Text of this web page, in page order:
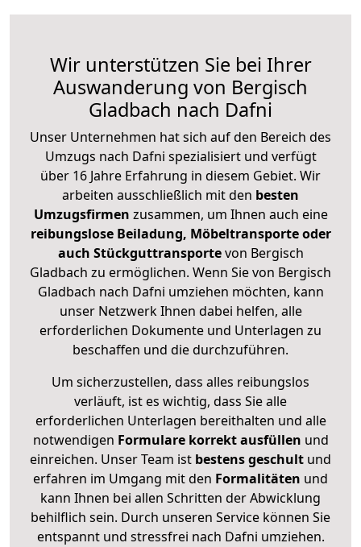
Wir unterstützen Sie bei Ihrer
Auswanderung von Bergisch
Gladbach nach Dafni
Unser Unternehmen hat sich auf den Bereich des
Umzugs nach Dafni spezialisiert und verfügt
über 16 Jahre Erfahrung in diesem Gebiet. Wir
arbeiten ausschließlich mit den besten
Umzugsfirmen zusammen, um Ihnen auch eine
reibungslose Beiladung, Möbeltransporte oder
auch Stückguttransportevon Bergisch
Gladbach zu ermöglichen. Wenn Sie von Bergisch
Gladbach nach Dafni umziehen möchten, kann
unser Netzwerk Ihnen dabei helfen, alle
erforderlichen Dokumente und Unterlagen zu
beschaffen und die durchzuführen.
Um sicherzustellen, dass alles reibungslos
verläuft, ist es wichtig, dass Sie alle
erforderlichen Unterlagen bereithalten und alle
notwendigen Formulare korrekt ausfüllen und
einreichen. Unser Team ist bestens geschult und
erfahren im Umgang mit den Formalitäten und
kann Ihnen bei allen Schritten der Abwicklung
behilflich sein. Durch unseren Service können Sie
entspannt und stressfrei nach Dafni umziehen.